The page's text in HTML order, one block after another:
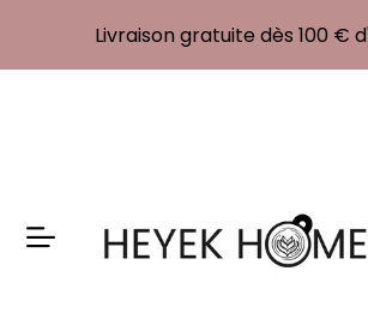
Livraison gratuite dès 100 €